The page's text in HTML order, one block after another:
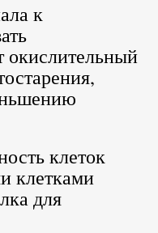
к
окислительный
клеток
клетками
для